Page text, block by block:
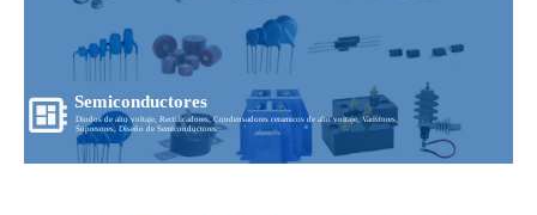
Semiconductores
Diodos de alto voltaje, Rectificadores, Condensadores ceramicos de alto voltaje, Varistores,
Supresores, Diseño de Semiconductores...